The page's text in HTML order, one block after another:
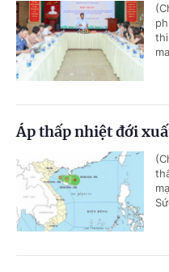
Áp thấp nhiệt đới